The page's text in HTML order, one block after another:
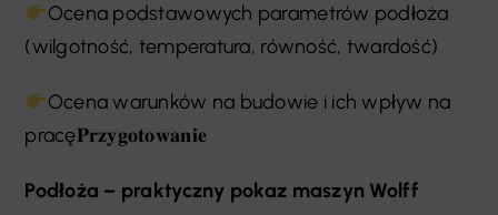
Ocena podstawowych parametrów podłoża
(wilgotność, temperatura, równość, twardość)
Ocena warunków na budowie i ich wpływ na
pracę𝐏𝐫𝐳𝐲𝐠𝐨𝐭𝐨𝐰𝐚𝐧𝐢𝐞
Podłoża – praktyczny pokaz maszyn Wolff